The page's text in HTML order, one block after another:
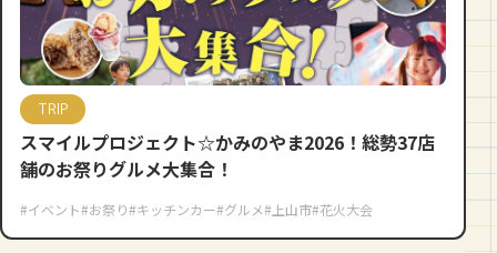
TRIP
スマイルプロジェクト☆かみのやま2026！総勢37店
舗のお祭りグルメ大集合！
#イベント#お祭り#キッチンカー#グルメ#上山市#花火大会